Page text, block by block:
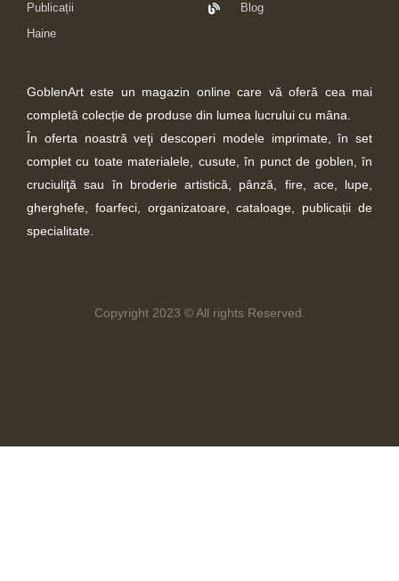
Publicații
Haine
Blog
GoblenArt este un magazin online care vă oferă cea mai
completă colecție de produse din lumea lucrului cu mâna.
În oferta noastră veţi descoperi modele imprimate, în set
complet cu toate materialele, cusute, în punct de goblen, în
cruciuliţă sau în broderie artistică, pânză, fire, ace, lupe,
gherghefe, foarfeci, organizatoare, cataloage, publicații de
specialitate.
Copyright 2023 © All rights Reserved.